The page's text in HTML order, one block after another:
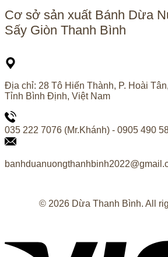
Cơ sở sản xuất Bánh Dừa
Sấy Giòn Thanh Bình
Địa chỉ: 28 Tô Hiến Thành, P. Hoài
Tỉnh Bình Định, Việt Nam
035 222 7076 (Mr.Khánh) - 0905 490
© 2026 Dừa Thanh Bình. All